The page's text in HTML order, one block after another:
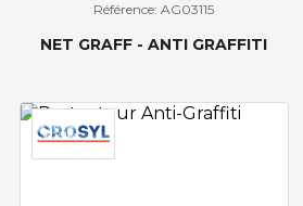
Référence: AG03115
NET GRAFF - ANTI GRAFFITI